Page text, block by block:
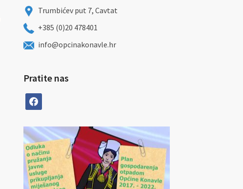
Trumbićev put 7, Cavtat
+385 (0)20 478401
info@opcinakonavle.hr
Pratite nas
facebook